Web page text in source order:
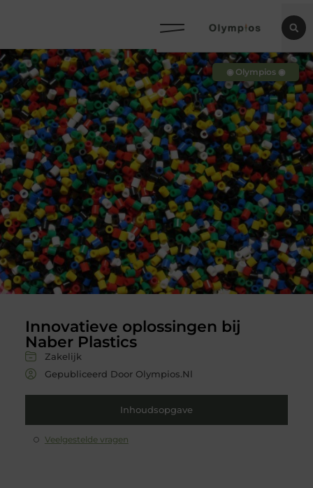
Innovatieve oplossingen bij
Naber Plastics
Zakelijk
Gepubliceerd Door Olympios.nl
Inhoudsopgave
Veelgestelde vragen
◉ Olympios ◉